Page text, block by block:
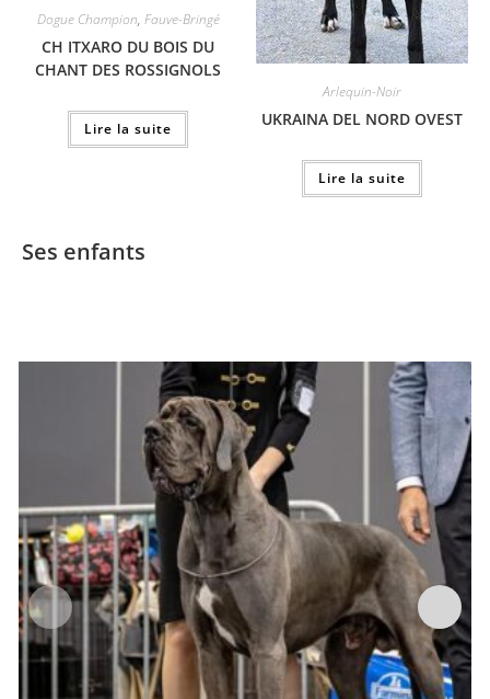
Dogue Champion, Fauve-Bringé
CH ITXARO DU BOIS DU
CHANT DES ROSSIGNOLS
Lire la suite
Arlequin-Noir
UKRAINA DEL NORD OVEST
Lire la suite
Ses enfants